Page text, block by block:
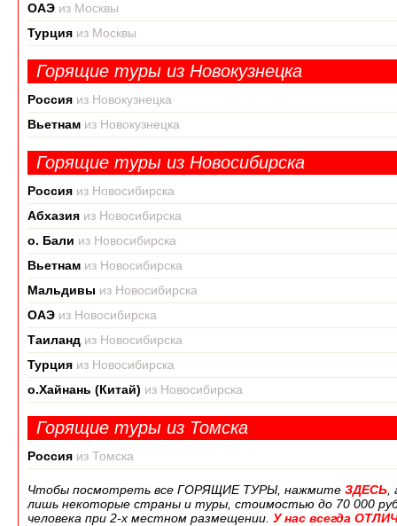
ОАЭ из Москвы
Турция из Москвы
Горящие туры из Новокузнецка
Россия из Новокузнецка
Вьетнам из Новокузнецка
Горящие туры из Новосибирска
Россия из Новосибирска
Абхазия из Новосибирска
о. Бали из Новосибирска
Вьетнам из Новосибирска
Мальдивы из Новосибирска
ОАЭ из Новосибирска
Таиланд из Новосибирска
Турция из Новосибирска
о.Хайнань (Китай) из Новосибирска
Горящие туры из Томска
Россия из Томска
Чтобы посмотреть все ГОРЯЩИЕ ТУРЫ, нажмите ЗДЕСЬ
лишь некоторые страны и туры, стоимостью до 70 000
человека при 2-х местном размещении. У нас всегда